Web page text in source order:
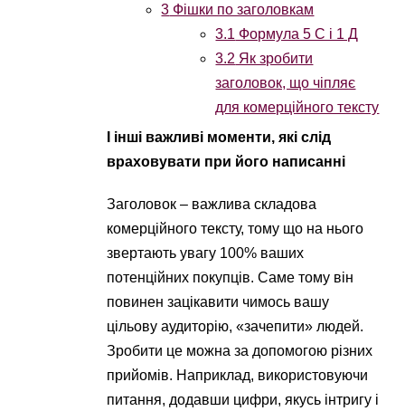
3 Фішки по заголовкам
3.1 Формула 5 С і 1 Д
3.2 Як зробити
заголовок, що чіпляє
для комерційного тексту
І інші важливі моменти, які слід
враховувати при його написанні
Заголовок – важлива складова
комерційного тексту, тому що на нього
звертають увагу 100% ваших
потенційних покупців. Саме тому він
повинен зацікавити чимось вашу
цільову аудиторію, «зачепити» людей.
Зробити це можна за допомогою різних
прийомів. Наприклад, використовуючи
питання, додавши цифри, якусь інтригу і